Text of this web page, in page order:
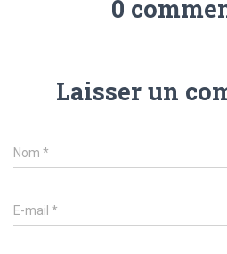
0
Laisser un
Nom *
E-mail *